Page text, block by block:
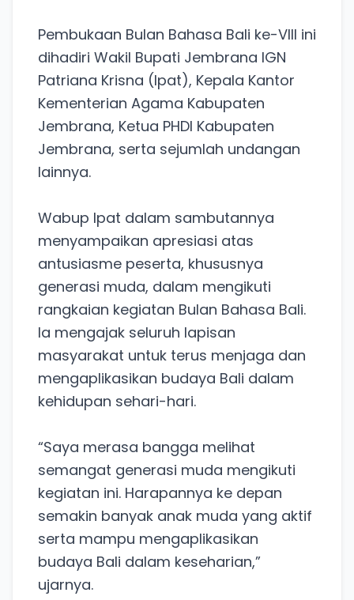
Pembukaan Bulan Bahasa Bali ke-VIII ini
dihadiri Wakil Bupati Jembrana IGN
Patriana Krisna (Ipat), Kepala Kantor
Kementerian Agama Kabupaten
Jembrana, Ketua PHDI Kabupaten
Jembrana, serta sejumlah undangan
lainnya.
Wabup Ipat dalam sambutannya
menyampaikan apresiasi atas
antusiasme peserta, khususnya
generasi muda, dalam mengikuti
rangkaian kegiatan Bulan Bahasa Bali.
Ia mengajak seluruh lapisan
masyarakat untuk terus menjaga dan
mengaplikasikan budaya Bali dalam
kehidupan sehari-hari.
“Saya merasa bangga melihat
semangat generasi muda mengikuti
kegiatan ini. Harapannya ke depan
semakin banyak anak muda yang aktif
serta mampu mengaplikasikan
budaya Bali dalam keseharian,”
ujarnya.